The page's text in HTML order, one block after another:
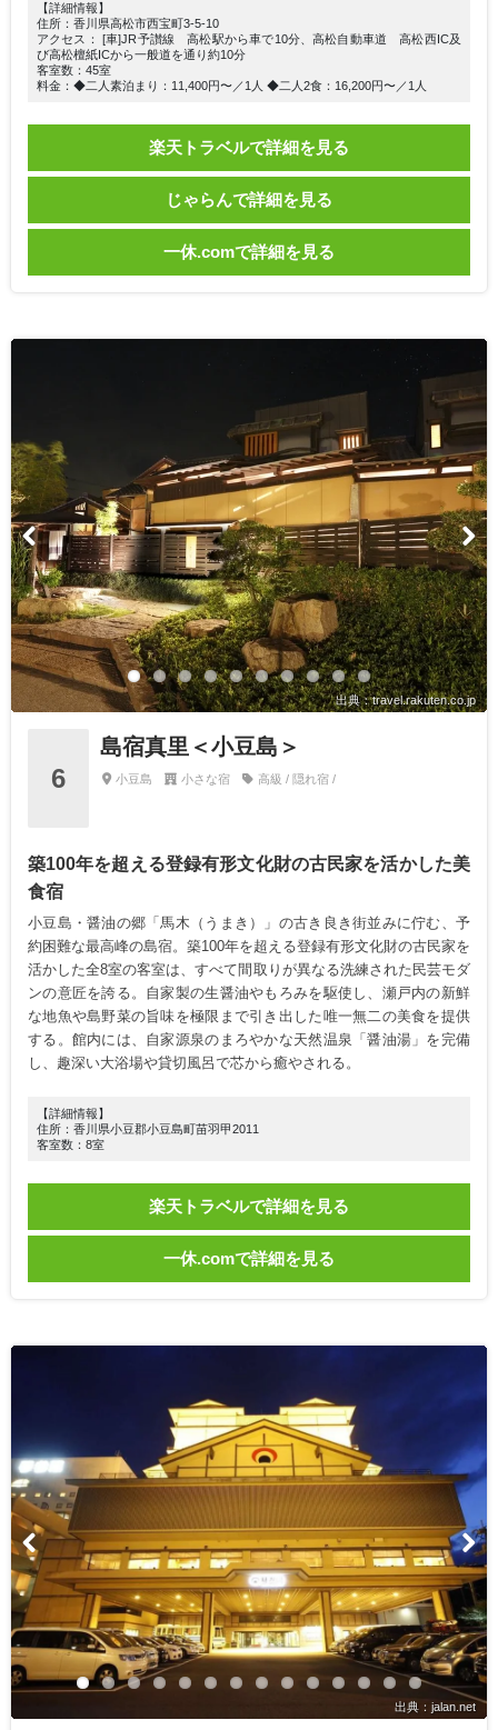
【詳細情報】
住所：香川県高松市西宝町3-5-10
アクセス： [車]JR予讃線 高松駅から車で10分、高松自動車道 高松西IC及
び高松檀紙ICから一般道を通り約10分
客室数：45室
料金：◆二人素泊まり：11,400円〜／1人 ◆二人2食：16,200円〜／1人
楽天トラベルで詳細を見る
じゃらんで詳細を見る
一休.comで詳細を見る
出典：travel.rakuten.co.jp
6
島宿真里＜小豆島＞
小豆島 小さな宿 高級 / 隠れ宿 /
築100年を超える登録有形文化財の古民家を活かした美
食宿
小豆島・醤油の郷「馬木（うまき）」の古き良き街並みに佇む、予
約困難な最高峰の島宿。築100年を超える登録有形文化財の古民家を
活かした全8室の客室は、すべて間取りが異なる洗練された民芸モダ
ンの意匠を誇る。自家製の生醤油やもろみを駆使し、瀬戸内の新鮮
な地魚や島野菜の旨味を極限まで引き出した唯一無二の美食を提供
する。館内には、自家源泉のまろやかな天然温泉「醤油湯」を完備
し、趣深い大浴場や貸切風呂で芯から癒やされる。
【詳細情報】
住所：香川県小豆郡小豆島町苗羽甲2011
客室数：8室
楽天トラベルで詳細を見る
一休.comで詳細を見る
出典：jalan.net